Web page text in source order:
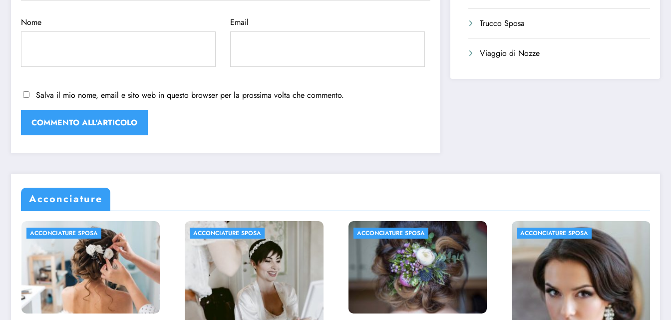
Nome Email
Salva il mio nome, email e sito web in questo browser per la prossima volta che commento.
Trucco Sposa
Viaggio di Nozze
Acconciature
ACCONCIATURE SPOSA ACCONCIATURE SPOSA ACCONCIATURE SPOSA
ACCONCIATURE SPOSA
FOTO MATRIMONIO